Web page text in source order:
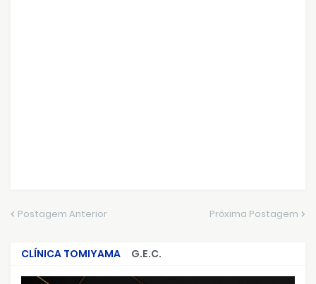
Postagem Anterior Próxima Postagem
CLÍNICA TOMIYAMA
G.E.C.
CRIMES QUE ABALARAM O BRASIL